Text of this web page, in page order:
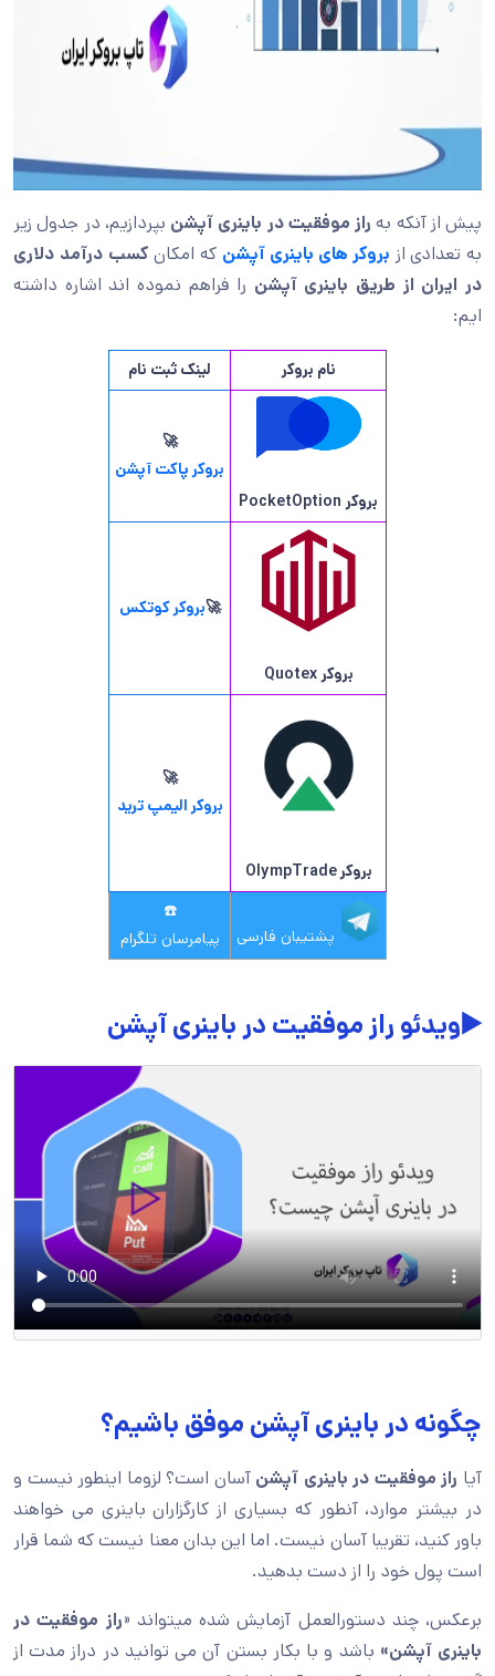
پیش از آنکه به راز موفقیت در باینری آپشن بپردازیم، در جدول زیر
به تعدادی از بروکر های باینری آپشن که امکان کسب درآمد دلاری
در ایران از طریق باینری آپشن را فراهم نموده اند اشاره داشته
ایم:
نام بروکر لینک ثبت نام
بروکر PocketOption
🚀
بروکر پاکت آپشن
بروکر Quotex
🚀بروکر کوتکس
بروکر OlympTrade
🚀
بروکر الیمپ ترید
پشتیبان فارسی
☎️
پیامرسان تلگرام
▶️ویدئو راز موفقیت در باینری آپشن
چگونه در باینری آپشن موفق باشیم؟
آیا راز موفقیت در باینری آپشن آسان است؟ لزوما اینطور نیست و
در بیشتر موارد، آنطور که بسیاری از کارگزاران باینری می خواهند
باور کنید، تقریبا آسان نیست. اما این بدان معنا نیست که شما قرار
است پول خود را از دست بدهید.
برعکس، چند دستورالعمل آزمایش شده میتواند «راز موفقیت در
باینری آپشن» باشد و با بکار بستن آن می توانید در دراز مدت از